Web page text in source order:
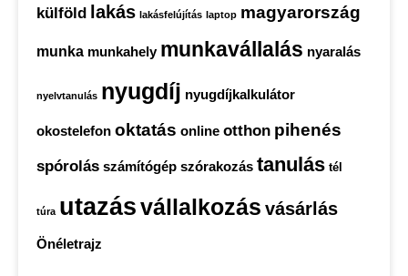
külföld lakás lakásfelújítás laptop magyarország
munka munkahely munkavállalás nyaralás
nyelvtanulás nyugdíj nyugdíjkalkulátor
okostelefon oktatás online otthon pihenés
spórolás számítógép szórakozás tanulás tél
túra utazásvállalkozás vásárlás
Önéletrajz